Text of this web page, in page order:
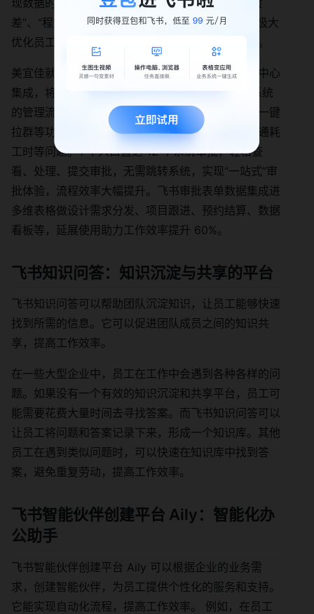
差”、“程繁琐效率低”、“审批沟通耗工时”等问题，极大
优化员工审批体验，实现端到端流程打通效率提升。
美宜佳就是一个很好的例子。美宜佳通过飞书审批中心
集成，将分散在 OA、EHR、财务、费控等 12 个系统
的管理流程统一到飞书，结合机器人提醒、干系人一键
拉群等功能，解决了系统割裂、流程繁琐、审批沟通耗
工时等问题。1 个入口直达 12 个系统审批，轻松查
看、处理、提交审批，无需跳转系统，实现“一站式”审
批体验，流程效率大幅提升。飞书审批表单数据集成进
多维表格做设计需求分发、项目跟进、预约结算、数据
看板等，延展使用助力工作效率提升 60%。
飞书知识问答：知识沉淀与共享的平台
飞书知识问答可以帮助团队沉淀知识，让员工能够快速
找到所需的信息。它可以促进团队成员之间的知识共
享，提高工作效率。
在一些大型企业中，员工在工作中会遇到各种各样的问
题。如果没有一个有效的知识沉淀和共享平台，员工可
能需要花费大量时间去寻找答案。而飞书知识问答可以
让员工将问题和答案记录下来，形成一个知识库。其他
员工在遇到类似问题时，可以快速在知识库中找到答
案，避免重复劳动，提高工作效率。
飞书智能伙伴创建平台 Aily：智能化办
公助手
飞书智能伙伴创建平台 Aily 可以根据企业的业务需
求，创建智能伙伴，为员工提供个性化的服务和支持。
它能实现自动化流程，提高工作效率。 例如，在员工